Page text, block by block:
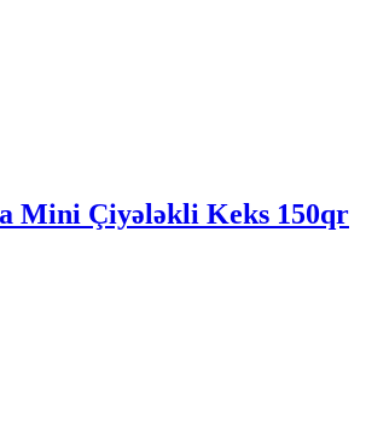
Mini Çiyələkli Keks 150qr